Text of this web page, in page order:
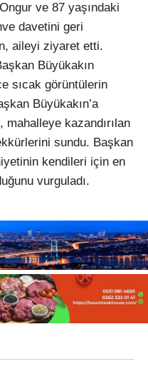
ve 87 yaşındaki
davetini geri
aileyi ziyaret etti.
Büyükakın
sıcak görüntülerin
Büyükakın’a
kazandırılan
sundu. Başkan
kendileri için en
vurguladı.